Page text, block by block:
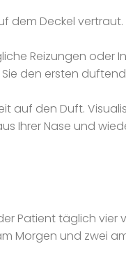
Deckel
Reizungen oder
den ersten
auf den Duft.
Ihrer Nase und
Patient täglich
Morgen und zwei